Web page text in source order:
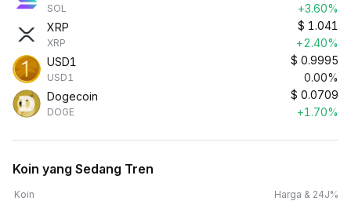
SOL
+3.60%
XRP
XRP
$ 1.041
+2.40%
USD1
USD1
$ 0.9995
0.00%
Dogecoin
DOGE
$ 0.0709
+1.70%
Koin yang Sedang Tren
Koin Harga & 24J%